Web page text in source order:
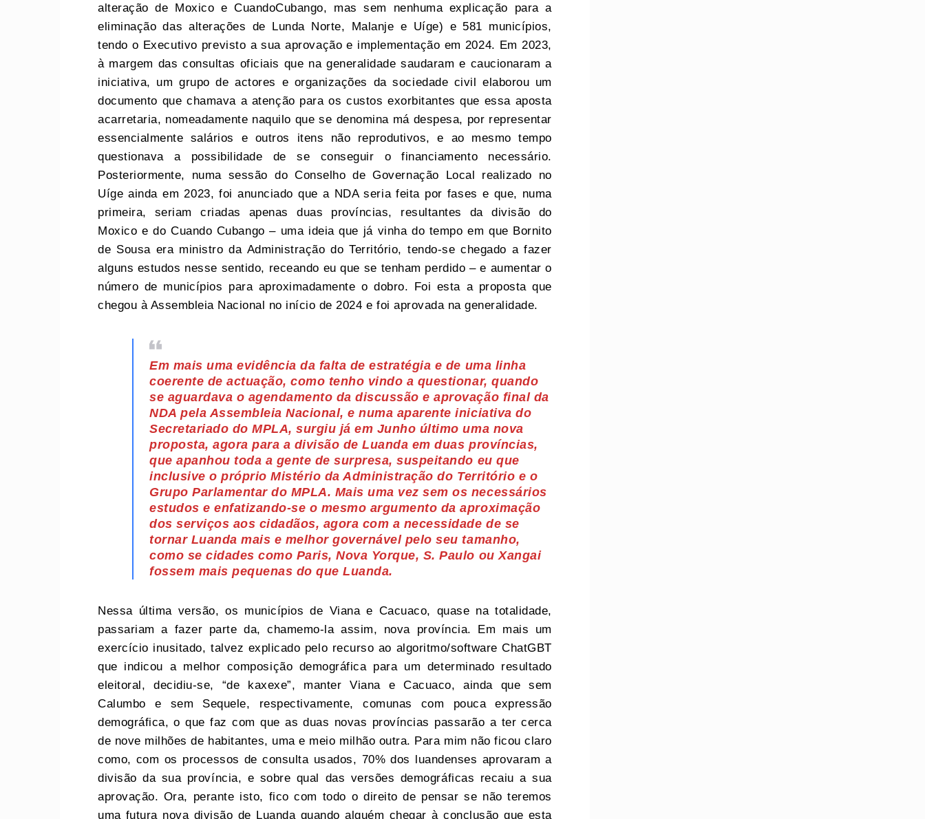
alteração de Moxico e CuandoCubango, mas sem nenhuma explicação para a
eliminação das alterações de Lunda Norte, Malanje e Uíge) e 581 municípios,
tendo o Executivo previsto a sua aprovação e implementação em 2024. Em 2023,
à margem das consultas oficiais que na generalidade saudaram e caucionaram a
iniciativa, um grupo de actores e organizações da sociedade civil elaborou um
documento que chamava a atenção para os custos exorbitantes que essa aposta
acarretaria, nomeadamente naquilo que se denomina má despesa, por representar
essencialmente salários e outros itens não reprodutivos, e ao mesmo tempo
questionava a possibilidade de se conseguir o financiamento necessário.
Posteriormente, numa sessão do Conselho de Governação Local realizado no
Uíge ainda em 2023, foi anunciado que a NDA seria feita por fases e que, numa
primeira, seriam criadas apenas duas províncias, resultantes da divisão do
Moxico e do Cuando Cubango – uma ideia que já vinha do tempo em que Bornito
de Sousa era ministro da Administração do Território, tendo-se chegado a fazer
alguns estudos nesse sentido, receando eu que se tenham perdido – e aumentar o
número de municípios para aproximadamente o dobro. Foi esta a proposta que
chegou à Assembleia Nacional no início de 2024 e foi aprovada na generalidade.
Em mais uma evidência da falta de estratégia e de uma linha
coerente de actuação, como tenho vindo a questionar, quando
se aguardava o agendamento da discussão e aprovação final da
NDA pela Assembleia Nacional, e numa aparente iniciativa do
Secretariado do MPLA, surgiu já em Junho último uma nova
proposta, agora para a divisão de Luanda em duas províncias,
que apanhou toda a gente de surpresa, suspeitando eu que
inclusive o próprio Mistério da Administração do Território e o
Grupo Parlamentar do MPLA. Mais uma vez sem os necessários
estudos e enfatizando-se o mesmo argumento da aproximação
dos serviços aos cidadãos, agora com a necessidade de se
tornar Luanda mais e melhor governável pelo seu tamanho,
como se cidades como Paris, Nova Yorque, S. Paulo ou Xangai
fossem mais pequenas do que Luanda.
Nessa última versão, os municípios de Viana e Cacuaco, quase na totalidade,
passariam a fazer parte da, chamemo-la assim, nova província. Em mais um
exercício inusitado, talvez explicado pelo recurso ao algoritmo/software ChatGBT
que indicou a melhor composição demográfica para um determinado resultado
eleitoral, decidiu-se, “de kaxexe”, manter Viana e Cacuaco, ainda que sem
Calumbo e sem Sequele, respectivamente, comunas com pouca expressão
demográfica, o que faz com que as duas novas províncias passarão a ter cerca
de nove milhões de habitantes, uma e meio milhão outra. Para mim não ficou claro
como, com os processos de consulta usados, 70% dos luandenses aprovaram a
divisão da sua província, e sobre qual das versões demográficas recaiu a sua
aprovação. Ora, perante isto, fico com todo o direito de pensar se não teremos
uma futura nova divisão de Luanda quando alguém chegar à conclusão que esta